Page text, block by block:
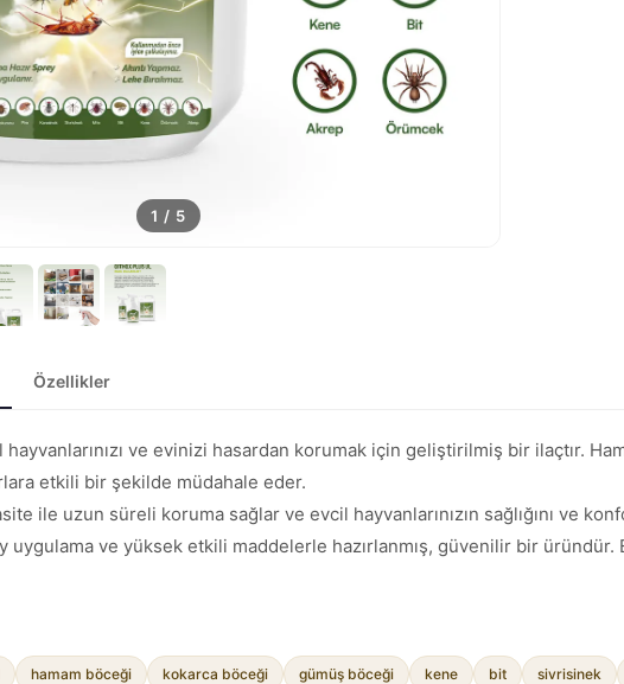
1 / 5
Özellikler
ve evinizi hasardan korumak için geliştirilmiş bir ilaçtır.
etkili bir şekilde müdahale eder.
ile uzun süreli koruma sağlar ve evcil hayvanlarınızın sağlığını ve
uygulama ve yüksek etkili maddelerle hazırlanmış, güvenilir bir üründür.
hamam böceği kokarca böceği gümüş böceği kene bit sivrisinek